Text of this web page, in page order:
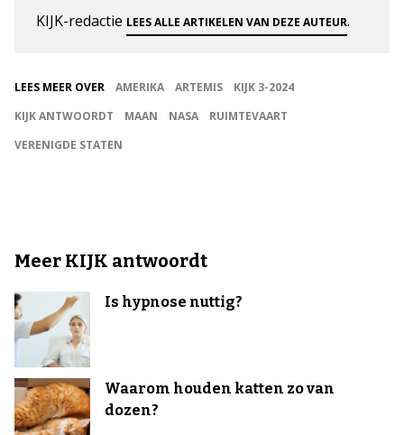
KIJK-redactie LEES ALLE ARTIKELEN VAN DEZE AUTEUR.
LEES MEER OVER AMERIKA ARTEMIS
KIJK 3-2024
KIJK ANTWOORDT
MAAN NASA
RUIMTEVAART
VERENIGDE STATEN
Meer KIJK antwoordt
Is hypnose nuttig?
Waarom houden katten zo van
dozen?